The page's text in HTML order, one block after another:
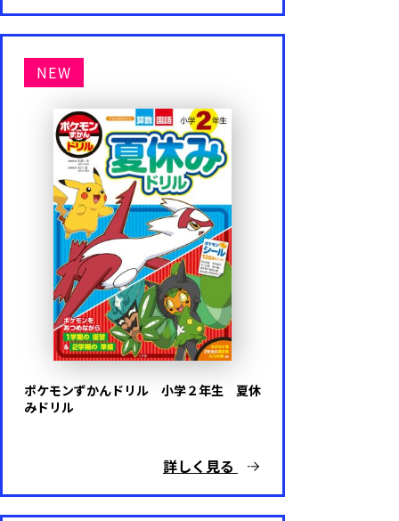
はじめてのおけいこ
陰山メソッド
陰山メソッドｆｏｒキッズ
算数と国語を同時に伸ばすパズル
ドラえもん はじめてのシリーズ
ポケモンずかんドリル
NEW
ポケモンずかんドリル 小学２年生 夏休
みドリル
詳しく見る